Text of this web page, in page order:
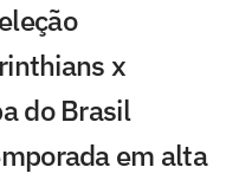
x
do Brasil
em alta